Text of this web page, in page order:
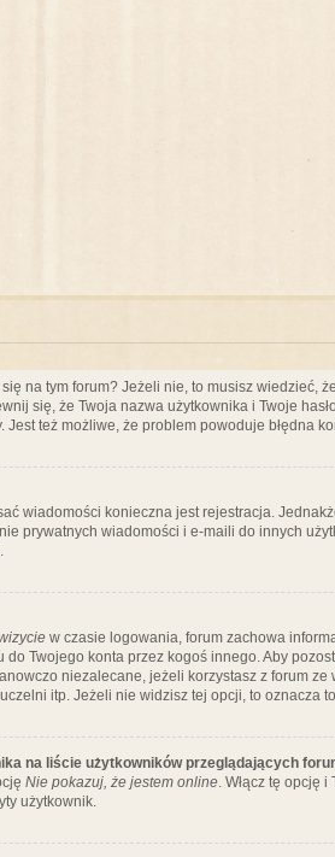
na tym forum? Jeżeli nie, to musisz wiedzieć,
się, że Twoja nazwa użytkownika i Twoje
też możliwe, że problem powoduje błędna
wiadomości konieczna jest rejestracja.
prywatnych wiadomości i e-maili do innych
w czasie logowania, forum zachowa
Twojego konta przez kogoś innego. Aby
niezalecane, jeżeli korzystasz z forum ze
itp. Jeżeli nie widzisz tej opcji, to oznacza
na liście użytkowników przeglądających
Nie pokazuj, że jestem online. Włącz tę opcję
użytkownik.